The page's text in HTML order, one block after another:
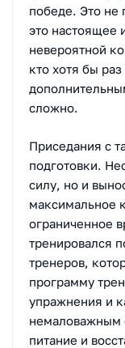
победе. Это не
это настоящее
невероятной
кто хотя бы
сложно.
Приседания с
подготовки.
силу, но и
максимальное
ограниченное
тренировался
тренеров,
программу
упражнения и
немаловажным
питание и